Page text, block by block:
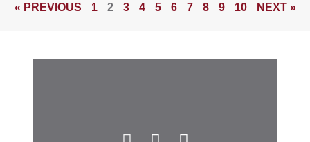
« PREVIOUS 1 2 3 4 5 6 7 8 9 10 NEXT »